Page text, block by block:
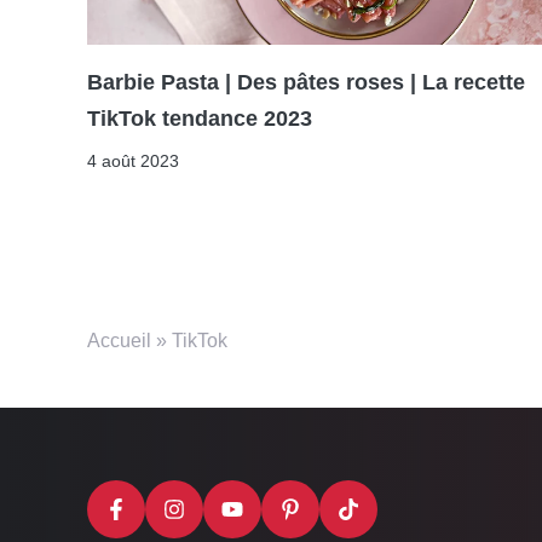
Barbie Pasta | Des pâtes roses | La recette
TikTok tendance 2023
4 août 2023
Accueil » TikTok